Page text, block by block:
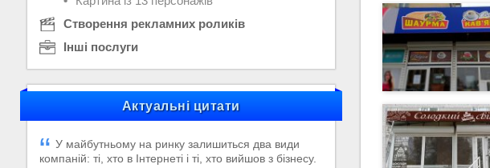
Створення рекламних роликів
Інші послуги
Актуальні цитати
У майбутньому на ринку залишиться два види
компаній: ті, хто в Інтернеті і ті, хто вийшов з бізнесу.